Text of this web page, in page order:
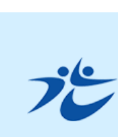
市
Hikari